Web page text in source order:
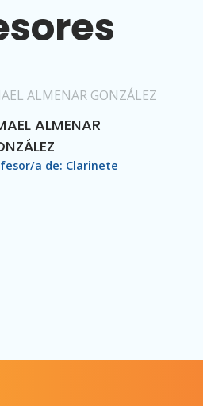
ALMENAR
a de: Clarinete